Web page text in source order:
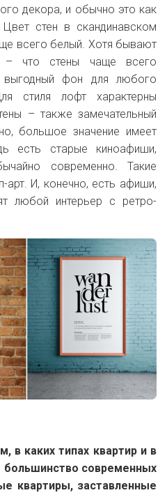
декора, и обычно это как
стен в скандинавском
всего белый. Хотя бывают
– что стены чаще всего
выгодный фон для любого
стиля лофт характерны
– также замечательный
большое значение имеет
есть старые киноафиши,
современно. Такие
арт. И, конечно, есть афиши,
любой интерьер с ретро-
в каких типах квартир и в
большинство современных
квартиры, заставленные